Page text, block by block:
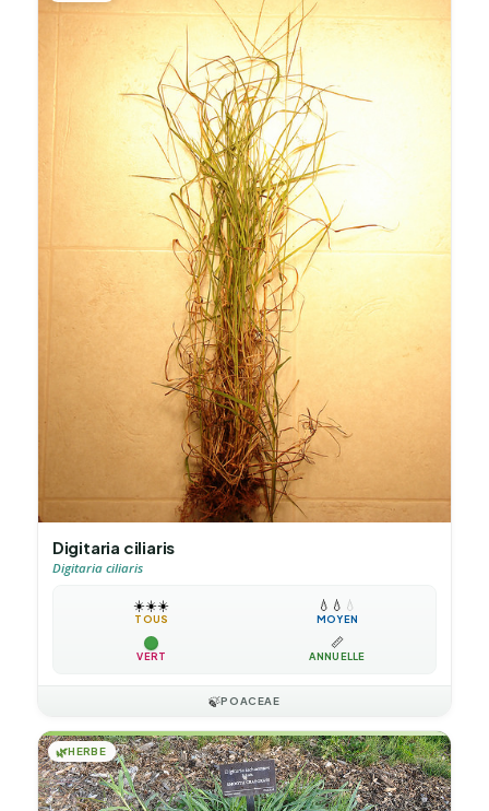
Digitaria ciliaris
Digitaria ciliaris
☀️☀️☀️
TOUS
💧 💧 💧
MOYEN
VERT
📏
ANNUELLE
🍃POACEAE
🌿HERBE